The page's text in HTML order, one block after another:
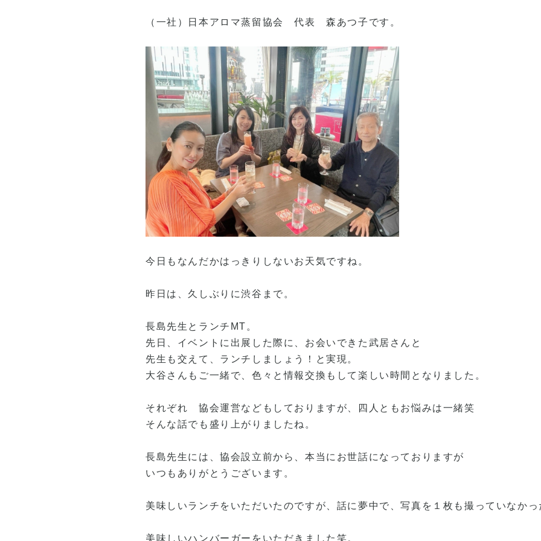
（一社）日本アロマ蒸留協会 代表 森あつ子です。
今日もなんだかはっきりしないお天気ですね。
昨日は、久しぶりに渋谷まで。
長島先生とランチMT。
先日、イベントに出展した際に、お会いできた武居さんと
先生も交えて、ランチしましょう！と実現。
大谷さんもご一緒で、色々と情報交換もして楽しい時間となりました。
それぞれ 協会運営などもしておりますが、四人ともお悩みは一緒笑
そんな話でも盛り上がりましたね。
長島先生には、協会設立前から、本当にお世話になっておりますが
いつもありがとうございます。
美味しいランチをいただいたのですが、話に夢中で、写真を１枚も撮っていなかっ
美味しいハンバーガーをいただきました笑。